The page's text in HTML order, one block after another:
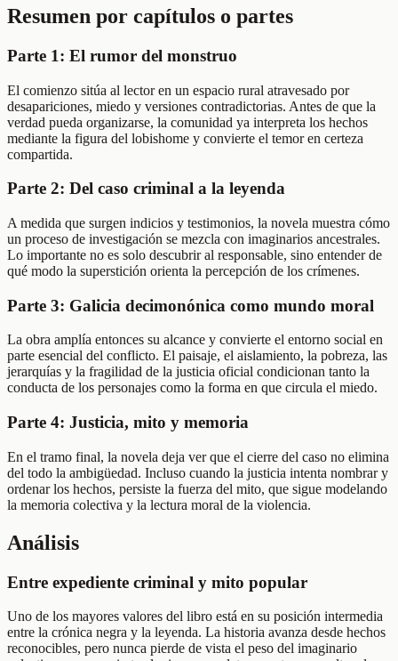
Resumen por capítulos o partes
Parte 1: El rumor del monstruo
El comienzo sitúa al lector en un espacio rural atravesado por
desapariciones, miedo y versiones contradictorias. Antes de que la
verdad pueda organizarse, la comunidad ya interpreta los hechos
mediante la figura del lobishome y convierte el temor en certeza
compartida.
Parte 2: Del caso criminal a la leyenda
A medida que surgen indicios y testimonios, la novela muestra cómo
un proceso de investigación se mezcla con imaginarios ancestrales.
Lo importante no es solo descubrir al responsable, sino entender de
qué modo la superstición orienta la percepción de los crímenes.
Parte 3: Galicia decimonónica como mundo moral
La obra amplía entonces su alcance y convierte el entorno social en
parte esencial del conflicto. El paisaje, el aislamiento, la pobreza, las
jerarquías y la fragilidad de la justicia oficial condicionan tanto la
conducta de los personajes como la forma en que circula el miedo.
Parte 4: Justicia, mito y memoria
En el tramo final, la novela deja ver que el cierre del caso no elimina
del todo la ambigüedad. Incluso cuando la justicia intenta nombrar y
ordenar los hechos, persiste la fuerza del mito, que sigue modelando
la memoria colectiva y la lectura moral de la violencia.
Análisis
Entre expediente criminal y mito popular
Uno de los mayores valores del libro está en su posición intermedia
entre la crónica negra y la leyenda. La historia avanza desde hechos
reconocibles, pero nunca pierde de vista el peso del imaginario